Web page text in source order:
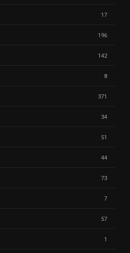
17
196
142
8
371
34
51
44
73
7
57
1